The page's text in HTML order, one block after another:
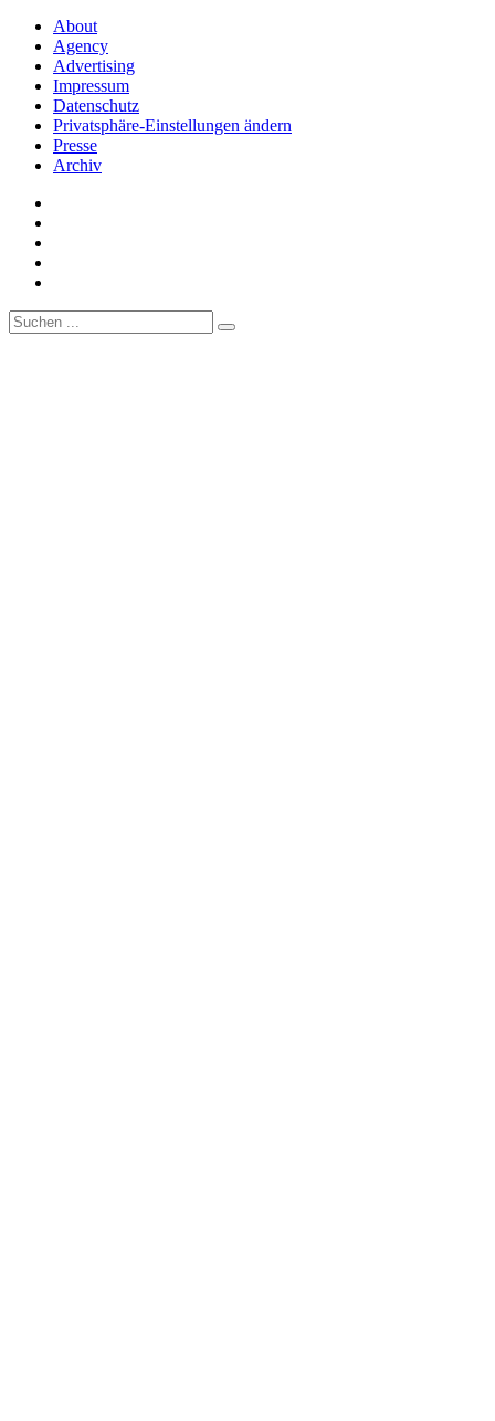
About
Agency
Advertising
Impressum
Datenschutz
Privatsphäre-Einstellungen ändern
Presse
Archiv